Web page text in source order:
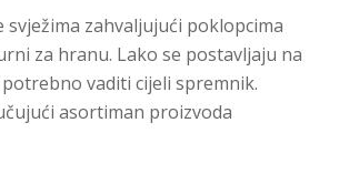
zahvaljujući poklopcima
za hranu. Lako se postavljaju na
vaditi cijeli spremnik.
asortiman proizvoda